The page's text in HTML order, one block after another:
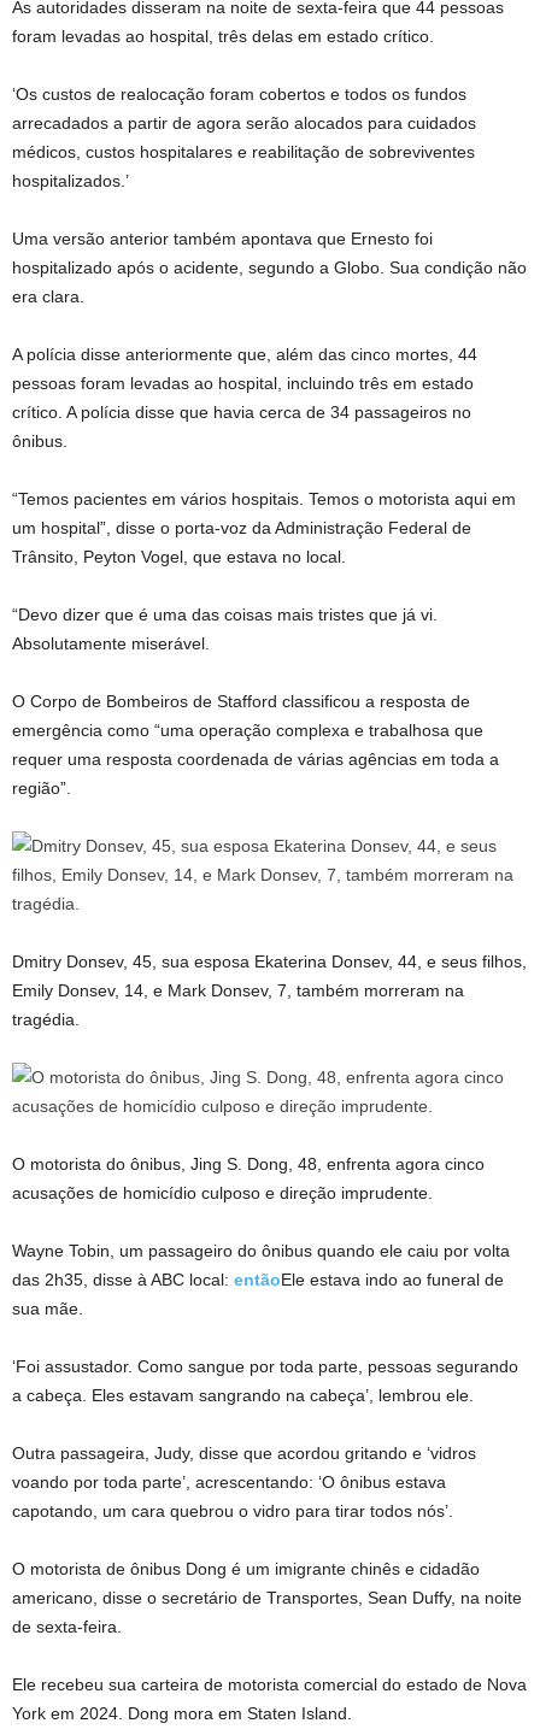
As autoridades disseram na noite de sexta-feira que 44 pessoas
foram levadas ao hospital, três delas em estado crítico.
‘Os custos de realocação foram cobertos e todos os fundos
arrecadados a partir de agora serão alocados para cuidados
médicos, custos hospitalares e reabilitação de sobreviventes
hospitalizados.’
Uma versão anterior também apontava que Ernesto foi
hospitalizado após o acidente, segundo a Globo. Sua condição não
era clara.
A polícia disse anteriormente que, além das cinco mortes, 44
pessoas foram levadas ao hospital, incluindo três em estado
crítico. A polícia disse que havia cerca de 34 passageiros no
ônibus.
“Temos pacientes em vários hospitais. Temos o motorista aqui em
um hospital”, disse o porta-voz da Administração Federal de
Trânsito, Peyton Vogel, que estava no local.
“Devo dizer que é uma das coisas mais tristes que já vi.
Absolutamente miserável.
O Corpo de Bombeiros de Stafford classificou a resposta de
emergência como “uma operação complexa e trabalhosa que
requer uma resposta coordenada de várias agências em toda a
região”.
Dmitry Donsev, 45, sua esposa Ekaterina Donsev, 44, e seus filhos,
Emily Donsev, 14, e Mark Donsev, 7, também morreram na
tragédia.
O motorista do ônibus, Jing S. Dong, 48, enfrenta agora cinco
acusações de homicídio culposo e direção imprudente.
Wayne Tobin, um passageiro do ônibus quando ele caiu por volta
das 2h35, disse à ABC local: entãoEle estava indo ao funeral de
sua mãe.
‘Foi assustador. Como sangue por toda parte, pessoas segurando
a cabeça. Eles estavam sangrando na cabeça’, lembrou ele.
Outra passageira, Judy, disse que acordou gritando e ‘vidros
voando por toda parte’, acrescentando: ‘O ônibus estava
capotando, um cara quebrou o vidro para tirar todos nós’.
O motorista de ônibus Dong é um imigrante chinês e cidadão
americano, disse o secretário de Transportes, Sean Duffy, na noite
de sexta-feira.
Ele recebeu sua carteira de motorista comercial do estado de Nova
York em 2024. Dong mora em Staten Island.